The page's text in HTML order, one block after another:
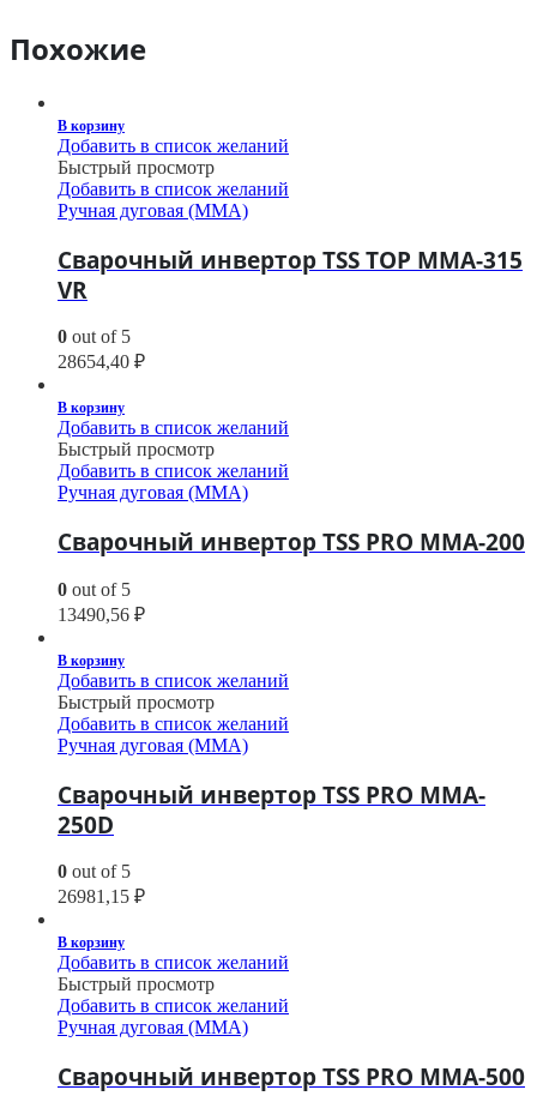
Похожие
В корзину
Добавить в список желаний
Быстрый просмотр
Добавить в список желаний
Ручная дуговая (MMA)
Сварочный инвертор TSS TOP MMA-315
VR
0 out of 5
28654,40 ₽
В корзину
Добавить в список желаний
Быстрый просмотр
Добавить в список желаний
Ручная дуговая (MMA)
Сварочный инвертор TSS PRO MMA-200
0 out of 5
13490,56 ₽
В корзину
Добавить в список желаний
Быстрый просмотр
Добавить в список желаний
Ручная дуговая (MMA)
Сварочный инвертор TSS PRO MMA-
250D
0 out of 5
26981,15 ₽
В корзину
Добавить в список желаний
Быстрый просмотр
Добавить в список желаний
Ручная дуговая (MMA)
Сварочный инвертор TSS PRO MMA-500